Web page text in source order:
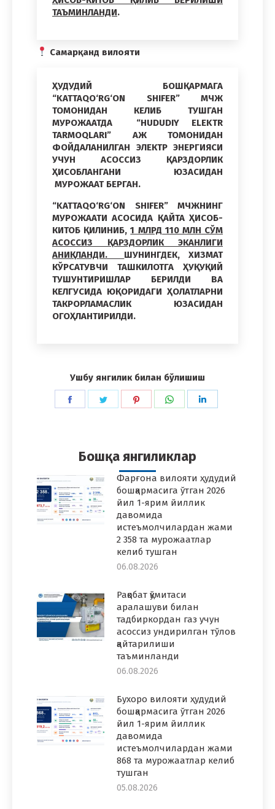
ТАЪМИНЛАНДИ.
Самарқанд вилояти
ҲУДУДИЙ БОШҚАРМАГА
“KATTAQO‘RG‘ON SHIFER” МЧЖ
ТОМОНИДАН КЕЛИБ ТУШГАН
МУРОЖААТДА
“HUDUDIY ELEKTR
TARMOQLARI” АЖТОМОНИДАН
ФОЙДАЛАНИЛГАН ЭЛЕКТР ЭНЕРГИЯСИ
УЧУН АСОССИЗ ҚАРЗДОРЛИК
ҲИСОБЛАНГАНИ ЮЗАСИДАН
МУРОЖААТ БЕРГАН.
“KATTAQO‘RG‘ON SHIFER” МЧЖНИНГ
МУРОЖААТИ АСОСИДА ҚАЙТА ҲИСОБ-
КИТОБ ҚИЛИНИБ,1 МЛРД 110 МЛН СЎМ
АСОССИЗ ҚАРЗДОРЛИК ЭКАНЛИГИ
АНИҚЛАНДИ. ШУНИНГДЕК, ХИЗМАТ
КЎРСАТУВЧИ ТАШКИЛОТГА ҲУҚУҚИЙ
ТУШУНТИРИШЛАР БЕРИЛДИ ВА
КЕЛГУСИДА ЮҚОРИДАГИ ҲОЛАТЛАРНИ
ТАКРОРЛАМАСЛИК ЮЗАСИДАН
ОГОҲЛАНТИРИЛДИ.
Ушбу янгилик билан бўлишиш
Share
Share
Share
Share
Бошқа янгиликлар
Фарғона вилояти ҳудудий
бошқармасига ўтган 2026
йил 1-ярим йиллик
давомида
истеъмолчилардан жами
2 358 та мурожаатлар
келиб тушган
06.08.2026
Рақобат қўмитаси
аралашуви билан
тадбиркордан газ учун
асоссиз ундирилган тўлов
қайтарилиши
таъминланди
06.08.2026
Бухоро вилояти ҳудудий
бошқармасига ўтган 2026
йил 1-ярим йиллик
давомида
истеъмолчилардан жами
868 та мурожаатлар келиб
тушган
05.08.2026